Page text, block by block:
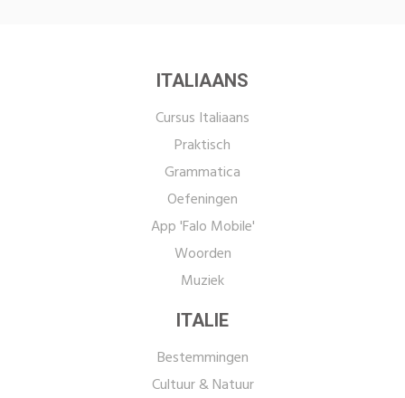
ITALIAANS
Cursus Italiaans
Praktisch
Grammatica
Oefeningen
App 'Falo Mobile'
Woorden
Muziek
ITALIE
Bestemmingen
Cultuur & Natuur